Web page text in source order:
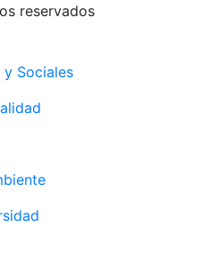
reservados
Sociales